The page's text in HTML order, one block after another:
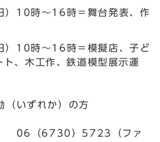
）10時～16時＝舞台発表、作
）10時～16時＝模擬店、子ど
ト、木工作、鉄道模型展示運
（いずれか）の方
） 06（6730）5723（ファ